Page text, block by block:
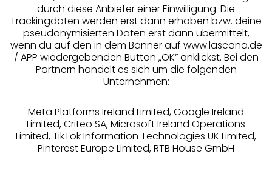
Beratung
Über uns
Rechtliches
Alle Preise inkl. MwSt., zzgl.
Versandkosten
durch diese Anbieter einer Einwilligung. Die
Trackingdaten werden erst dann erhoben bzw. deine
pseudonymisierten Daten erst dann übermittelt,
wenn du auf den in dem Banner auf www.lascana.de
/ APP wiedergebenden Button „OK” anklickst. Bei den
Partnern handelt es sich um die folgenden
Unternehmen:
Meta Platforms Ireland Limited, Google Ireland
Limited, Criteo SA, Microsoft Ireland Operations
Limited, TikTok Information Technologies UK Limited,
Pinterest Europe Limited, RTB House GmbH